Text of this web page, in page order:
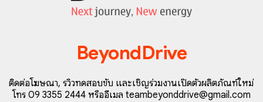
BeyondDrive
ติดต่อโฆษณา, รีวิวทดสอบขับ และเชิญร่วมงานเปิดตัวผลิตภัณฑ์ใหม่
โทร 09 3355 2444 หรืออีเมล teambeyonddrive@gmail.com